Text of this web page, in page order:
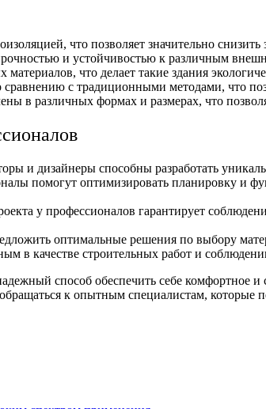
что позволяет значительно
и устойчивостью к различным
что делает такие здания
с традиционными методами, что
в различных формах и размерах, что
и дизайнеры способны разработать
помогут оптимизировать планировку и
у профессионалов гарантирует
оптимальные решения по выбору
в качестве строительных работ и
способ обеспечить себе комфортное
к опытным специалистам, которые